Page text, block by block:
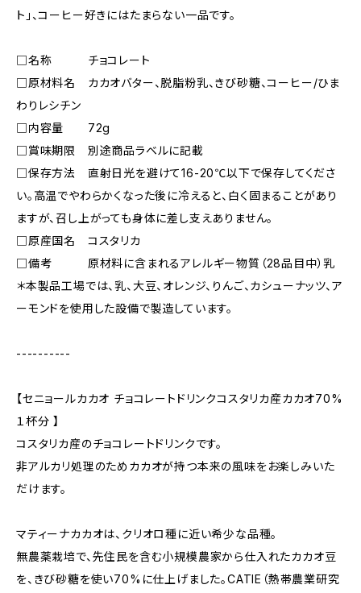
ト」、コーヒー好きにはたまらない⼀品です。
□名称 チョコレート
□原材料名 カカオバター、脱脂粉乳、きび砂糖、コーヒー/ひま
わりレシチン
□内容量 72g
□賞味期限 別途商品ラベルに記載
□保存方法 直射日光を避けて16-20℃以下で保存してくださ
い。高温でやわらかくなった後に冷えると、白く固まることがあり
ますが、召し上がっても身体に差し支えありません。
□原産国名 コスタリカ
□備考 原材料に含まれるアレルギー物質（28品目中）乳
＊本製品工場では、乳、大豆、オレンジ、りんご、カシューナッツ、ア
ーモンドを使用した設備で製造しています。
----------
【セニョールカカオ チョコレートドリンクコスタリカ産カカオ70%
１杯分 】
コスタリカ産のチョコレートドリンクです。
非アルカリ処理のためカカオが持つ本来の風味をお楽しみいた
だけます。
マティーナカカオは、クリオロ種に近い希少な品種。
無農薬栽培で、先住民を含む小規模農家から仕入れたカカオ豆
を、きび砂糖を使い70%に仕上げました。CATIE（熱帯農業研究